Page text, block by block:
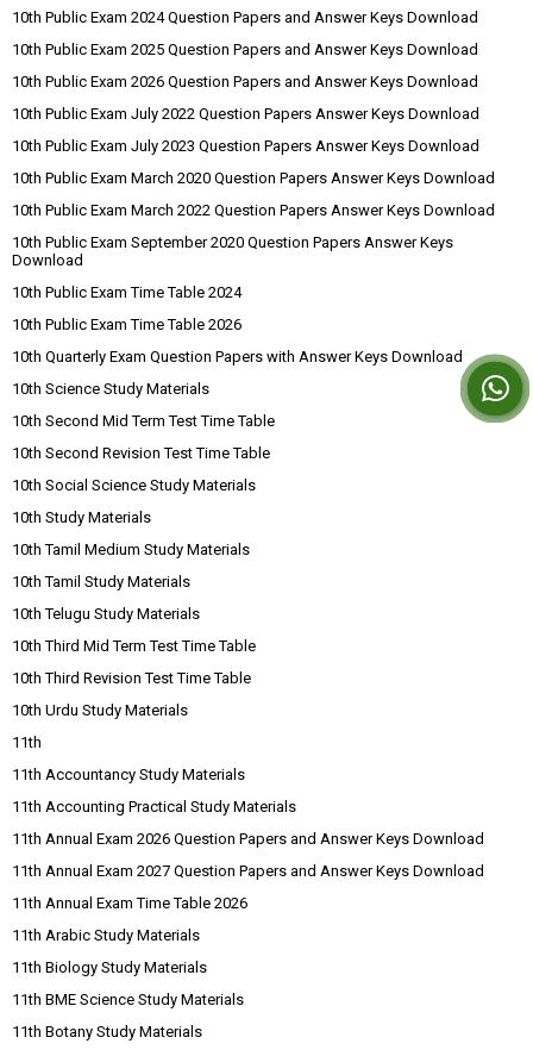
10th Public Exam 2024 Question Papers and Answer Keys Download
10th Public Exam 2025 Question Papers and Answer Keys Download
10th Public Exam 2026 Question Papers and Answer Keys Download
10th Public Exam July 2022 Question Papers Answer Keys Download
10th Public Exam July 2023 Question Papers Answer Keys Download
10th Public Exam March 2020 Question Papers Answer Keys Download
10th Public Exam March 2022 Question Papers Answer Keys Download
10th Public Exam September 2020 Question Papers Answer Keys
Download
10th Public Exam Time Table 2024
10th Public Exam Time Table 2026
10th Quarterly Exam Question Papers with Answer Keys Download
10th Science Study Materials
10th Second Mid Term Test Time Table
10th Second Revision Test Time Table
10th Social Science Study Materials
10th Study Materials
10th Tamil Medium Study Materials
10th Tamil Study Materials
10th Telugu Study Materials
10th Third Mid Term Test Time Table
10th Third Revision Test Time Table
10th Urdu Study Materials
11th
11th Accountancy Study Materials
11th Accounting Practical Study Materials
11th Annual Exam 2026 Question Papers and Answer Keys Download
11th Annual Exam 2027 Question Papers and Answer Keys Download
11th Annual Exam Time Table 2026
11th Arabic Study Materials
11th Biology Study Materials
11th BME Science Study Materials
11th Botany Study Materials